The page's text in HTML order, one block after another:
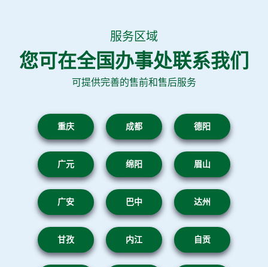
服务区域
您可在全国办事处联系我们
可提供完善的售前和售后服务
重庆 成都 德阳
广元 绵阳 眉山
广安 巴中 达州
甘孜 内江 自贡